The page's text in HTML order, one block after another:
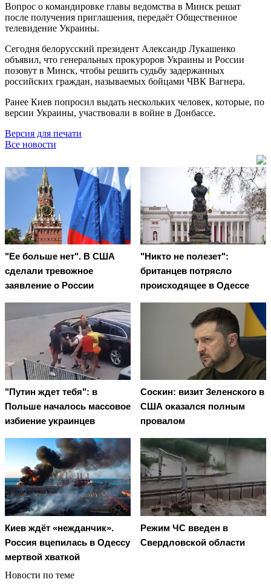
Вопрос о командировке главы ведомства в Минск решат
после получения приглашения, передаёт Общественное
телевидение Украины.
Сегодня белорусский президент Александр Лукашенко
объявил, что генеральных прокуроров Украины и России
позовут в Минск, чтобы решить судьбу задержанных
российских граждан, называемых бойцами ЧВК Вагнера.
Ранее Киев попросил выдать нескольких человек, которые, по
версии Украины, участвовали в войне в Донбассе.
Версия для печати
Все новости
"Ее больше нет". В США
сделали тревожное
заявление о России
"Никто не полезет":
британцев потрясло
происходящее в Одессе
"Путин ждет тебя": в
Польше началось массовое
избиение украинцев
Соскин: визит Зеленского в
США оказался полным
провалом
Киев ждёт «нежданчик».
Россия вцепилась в Одессу
мертвой хваткой
Режим ЧС введен в
Свердловской области
Новости по теме